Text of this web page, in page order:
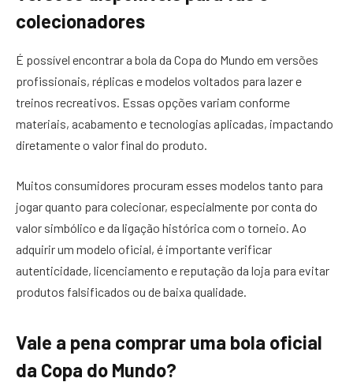
colecionadores
É possível encontrar a bola da Copa do Mundo em versões
profissionais, réplicas e modelos voltados para lazer e
treinos recreativos. Essas opções variam conforme
materiais, acabamento e tecnologias aplicadas, impactando
diretamente o valor final do produto.
Muitos consumidores procuram esses modelos tanto para
jogar quanto para colecionar, especialmente por conta do
valor simbólico e da ligação histórica com o torneio. Ao
adquirir um modelo oficial, é importante verificar
autenticidade, licenciamento e reputação da loja para evitar
produtos falsificados ou de baixa qualidade.
Vale a pena comprar uma bola oficial
da Copa do Mundo?